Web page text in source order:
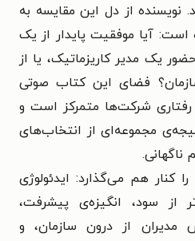
نویسنده از دل این مقایسه به
آیا موفقیت پایدار از یک
یک مدیر کاریزماتیک، یا از
فضای این کتاب صوتی
رفتاری شرکت‌ها متمرکز است و
مجموعه‌ای از انتخاب‌های
کنار هم می‌گذارد: ایدئولوژی
از سود، انگیزه‌ی پیشرفت،
مدیران از درون سازمان، و